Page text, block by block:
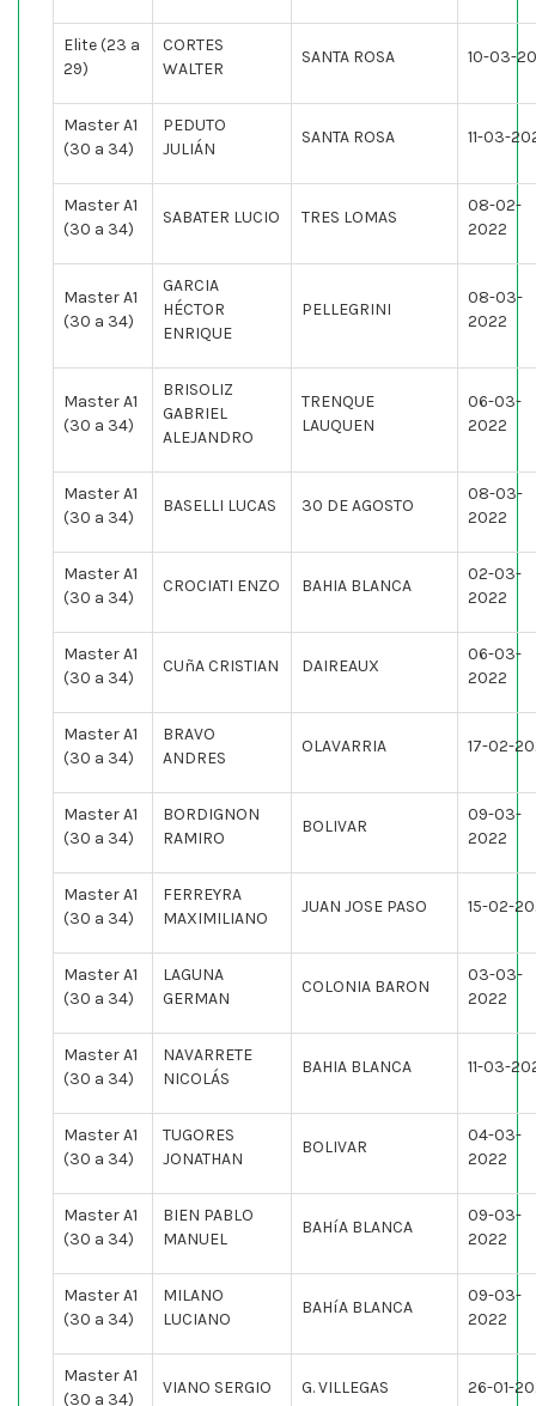
Elite (23 a
29)
CORTES
WALTER
SANTA ROSA 10-03-
Master A1
(30 a 34)
PEDUTO
JULIÁN
SANTA ROSA 11-03-
Master A1
(30 a 34)
SABATER LUCIO TRES LOMAS
08-02-
2022
Master A1
(30 a 34)
GARCIA
HÉCTOR
ENRIQUE
PELLEGRINI
08-03-
2022
Master A1
(30 a 34)
BRISOLIZ
GABRIEL
ALEJANDRO
TRENQUE
LAUQUEN
06-03-
2022
Master A1
(30 a 34)
BASELLI LUCAS 30 DE AGOSTO
08-03-
2022
Master A1
(30 a 34)
CROCIATI ENZO BAHIA BLANCA
02-03-
2022
Master A1
(30 a 34)
CUñA CRISTIAN DAIREAUX
06-03-
2022
Master A1
(30 a 34)
BRAVO
ANDRES
OLAVARRIA 17-02-
Master A1
(30 a 34)
BORDIGNON
RAMIRO
BOLIVAR
09-03-
2022
Master A1
(30 a 34)
FERREYRA
MAXIMILIANO
JUAN JOSE PASO 15-02-
Master A1
(30 a 34)
LAGUNA
GERMAN
COLONIA BARON
03-03-
2022
Master A1
(30 a 34)
NAVARRETE
NICOLÁS
BAHIA BLANCA 11-03-
Master A1
(30 a 34)
TUGORES
JONATHAN
BOLIVAR
04-03-
2022
Master A1
(30 a 34)
BIEN PABLO
MANUEL
BAHíA BLANCA
09-03-
2022
Master A1
(30 a 34)
MILANO
LUCIANO
BAHíA BLANCA
09-03-
2022
Master A1
(30 a 34)
VIANO SERGIO G. VILLEGAS 26-01-